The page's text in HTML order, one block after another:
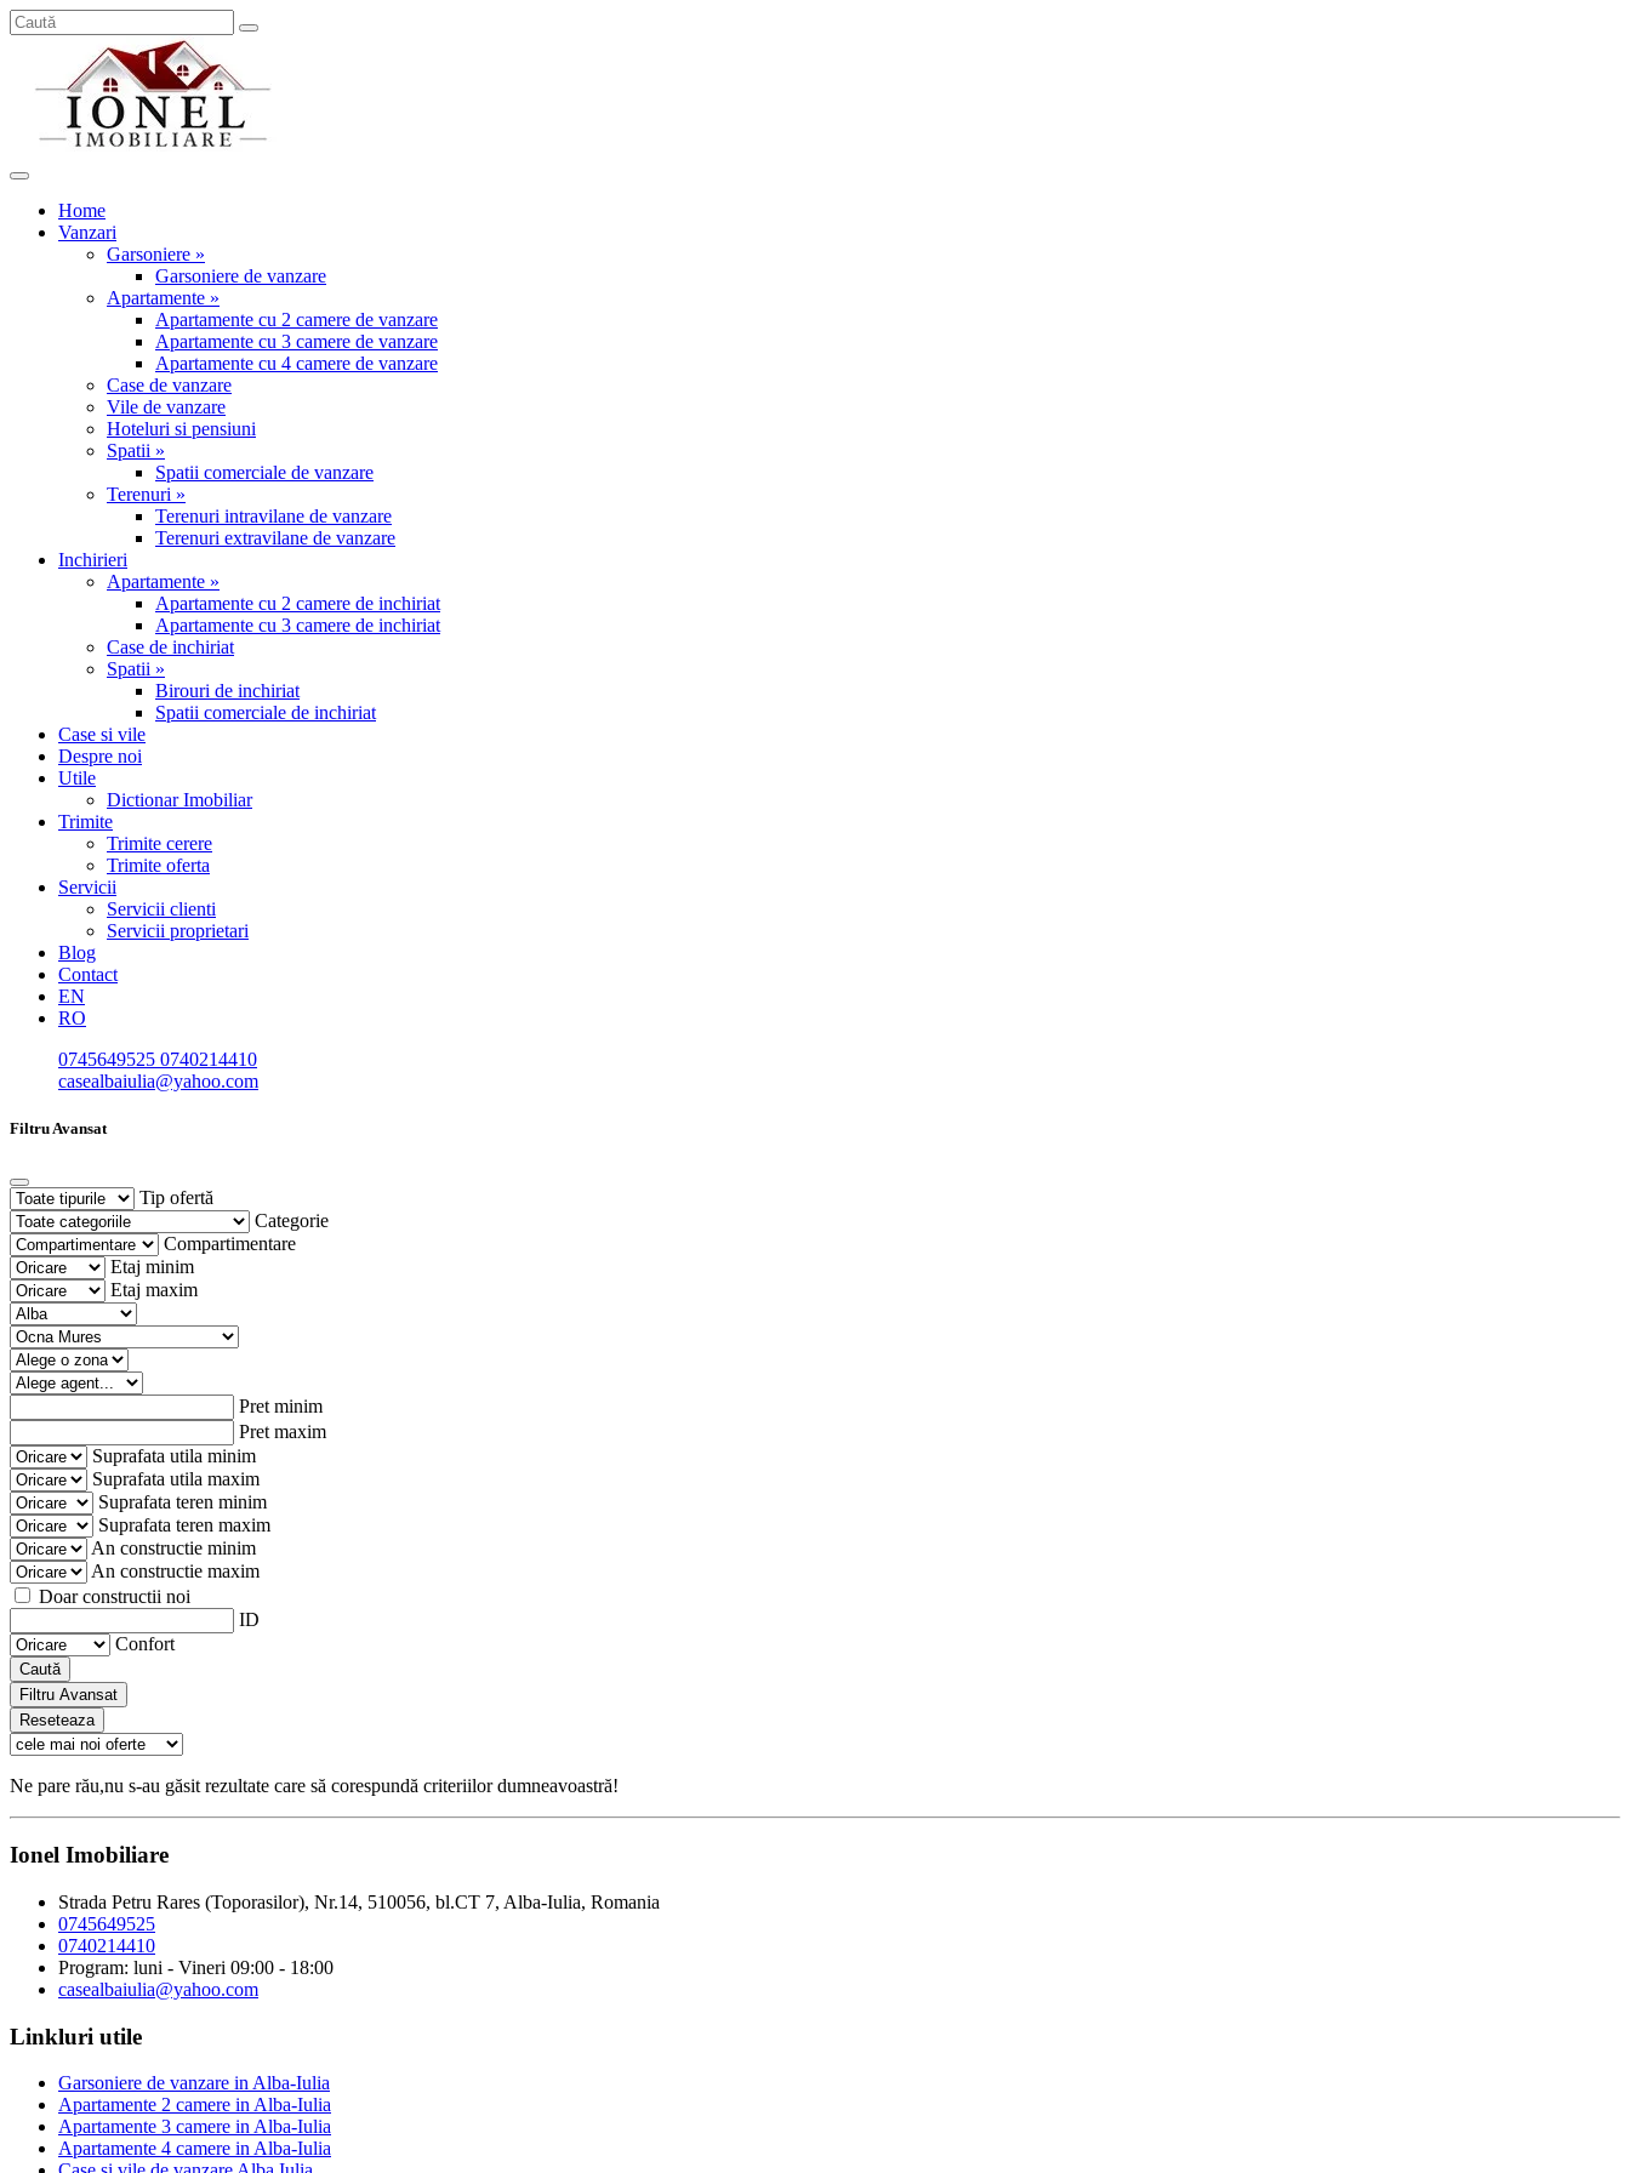
Home
Vanzari
Garsoniere »
Garsoniere de vanzare
Apartamente »
Apartamente cu 2 camere de vanzare
Apartamente cu 3 camere de vanzare
Apartamente cu 4 camere de vanzare
Case de vanzare
Vile de vanzare
Hoteluri si pensiuni
Spatii »
Spatii comerciale de vanzare
Terenuri »
Terenuri intravilane de vanzare
Terenuri extravilane de vanzare
Inchirieri
Apartamente »
Apartamente cu 2 camere de inchiriat
Apartamente cu 3 camere de inchiriat
Case de inchiriat
Spatii »
Birouri de inchiriat
Spatii comerciale de inchiriat
Case si vile
Despre noi
Utile
Dictionar Imobiliar
Trimite
Trimite cerere
Trimite oferta
Servicii
Servicii clienti
Servicii proprietari
Blog
Contact
EN
RO
0745649525 0740214410
casealbaiulia@yahoo.com
Filtru Avansat
Tip ofertă
Categorie
Compartimentare
Etaj minim
Etaj maxim
Pret minim
Pret maxim
Suprafata utila minim
Suprafata utila maxim
Suprafata teren minim
Suprafata teren maxim
An constructie minim
An constructie maxim
Doar constructii noi
ID
Confort
Caută
Filtru Avansat
Reseteaza
Ne pare rău,nu s-au găsit rezultate care să corespundă criteriilor dumneavoastră!
Ionel Imobiliare
Strada Petru Rares (Toporasilor), Nr.14, 510056, bl.CT 7, Alba-Iulia, Romania
0745649525
0740214410
Program: luni - Vineri 09:00 - 18:00
casealbaiulia@yahoo.com
Linkluri utile
Garsoniere de vanzare in Alba-Iulia
Apartamente 2 camere in Alba-Iulia
Apartamente 3 camere in Alba-Iulia
Apartamente 4 camere in Alba-Iulia